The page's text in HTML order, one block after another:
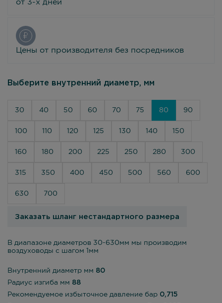
от 3-х дней
Цены от производителя без посредников
Выберите внутренний диаметр, мм
30 40 50 60 70 75 80 90
100 110 120 125 130 140 150
160 180 200 225 250 280 300
315 350 400 450 500 560 600
630 700
Заказать шланг нестандартного размера
В диапазоне диаметров 30-630мм мы производим
воздуховоды с шагом 1мм
Внутренний диаметр мм 80
Радиус изгиба мм 88
Рекомендуемое избыточное давление бар 0,715